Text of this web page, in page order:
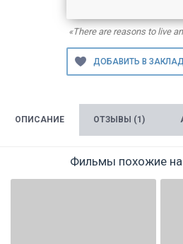
«There are reasons to live
ОПИСАНИЕ ОТЗЫВЫ (1)
Фильмы похожие на